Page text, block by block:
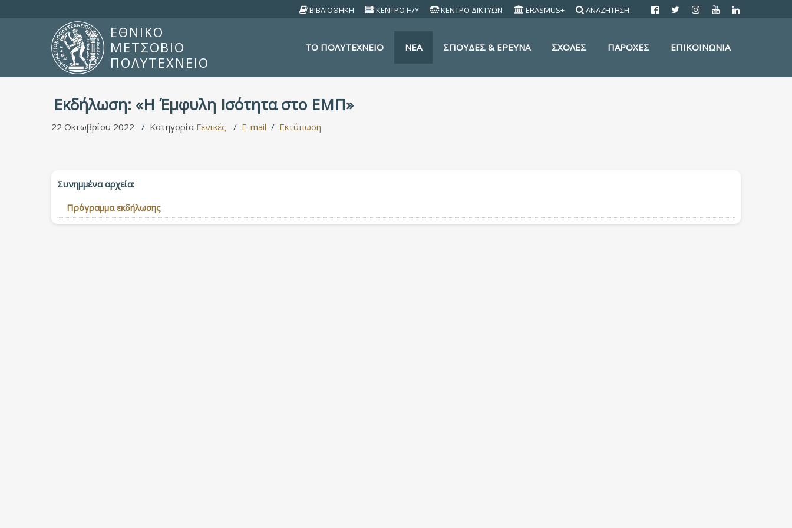
ΒΙΒΛΙΟΘΗΚΗ ΚΕΝΤΡΟ Η/Υ ΚΕΝΤΡΟ ΔΙΚΤΥΩΝ ERASMUS+ ΑΝΑΖΗΤΗΣΗ
ΕΘΝΙΚΟ
ΜΕΤΣΟΒΙΟ
ΠΟΛΥΤΕΧΝΕΙΟ
TO ΠΟΛΥΤΕΧΝΕΙΟ ΝΕΑ ΣΠΟΥΔΕΣ & ΕΡΕΥΝΑ ΣΧΟΛΕΣ ΠΑΡΟΧΕΣ ΕΠΙΚΟΙΝΩΝΙΑ
Εκδήλωση: «Η Έμφυλη Ισότητα στο ΕΜΠ»
22 Οκτωβρίου 2022 Κατηγορία Γενικές E-mail Εκτύπωση
Συνημμένα αρχεία:
Πρόγραμμα εκδήλωσης